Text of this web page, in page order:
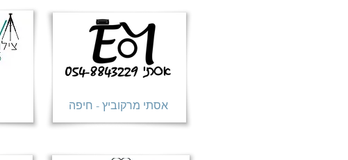
אסתי מרקוביץ - חיפה